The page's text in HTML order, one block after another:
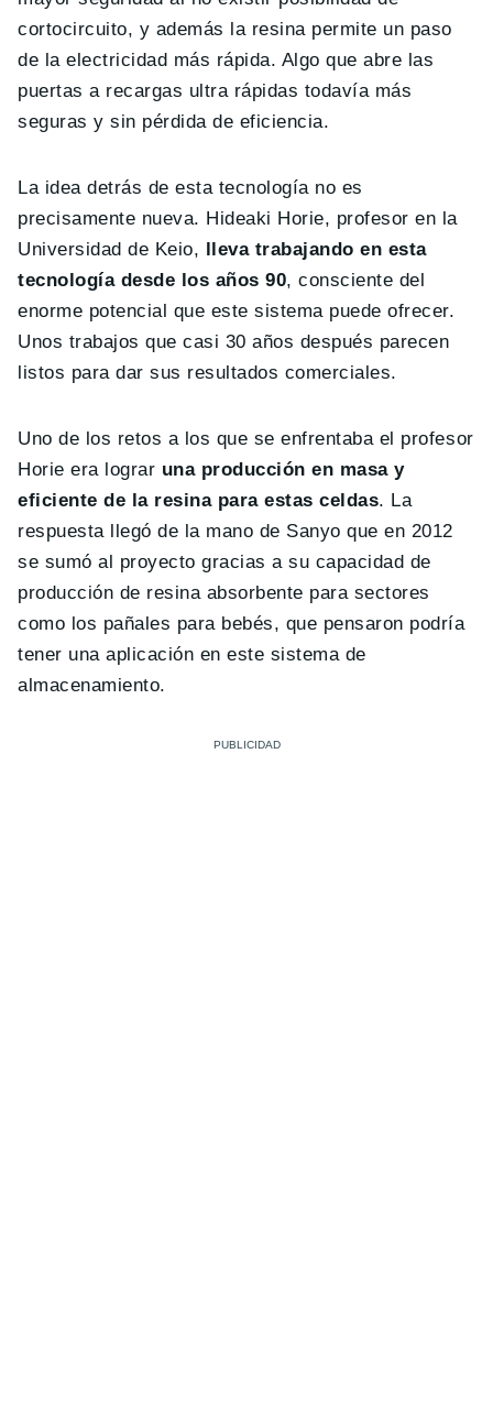
cortocircuito, y además la resina permite un paso
de la electricidad más rápida. Algo que abre las
puertas a recargas ultra rápidas todavía más
seguras y sin pérdida de eficiencia.
La idea detrás de esta tecnología no es
precisamente nueva. Hideaki Horie, profesor en la
Universidad de Keio, lleva trabajando en esta
tecnología desde los años 90, consciente del
enorme potencial que este sistema puede ofrecer.
Unos trabajos que casi 30 años después parecen
listos para dar sus resultados comerciales.
Uno de los retos a los que se enfrentaba el profesor
Horie era lograr una producción en masa y
eficiente de la resina para estas celdas. La
respuesta llegó de la mano de Sanyo que en 2012
se sumó al proyecto gracias a su capacidad de
producción de resina absorbente para sectores
como los pañales para bebés, que pensaron podría
tener una aplicación en este sistema de
almacenamiento.